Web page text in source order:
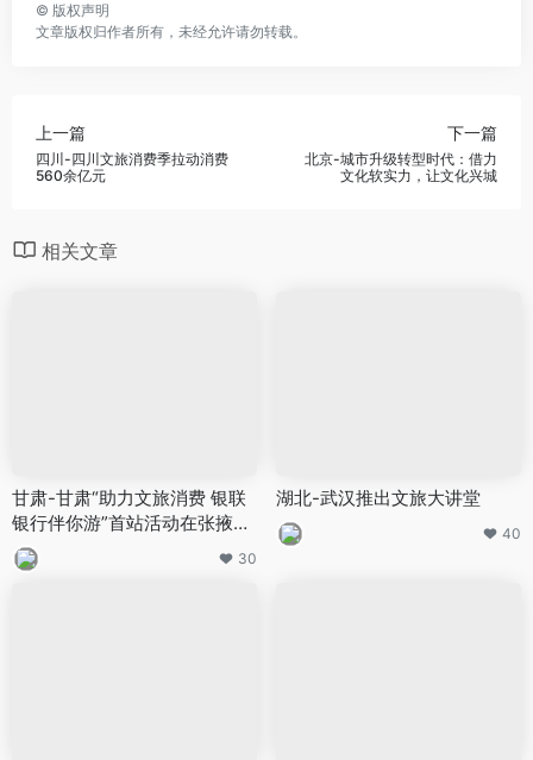
© 版权声明
文章版权归作者所有，未经允许请勿转载。
上一篇
四川-四川文旅消费季拉动消费
560余亿元
下一篇
北京-城市升级转型时代：借力
文化软实力，让文化兴城
相关文章
甘肃-甘肃“助力文旅消费 银联
银行伴你游”首站活动在张掖启
动
30
湖北-武汉推出文旅大讲堂
40